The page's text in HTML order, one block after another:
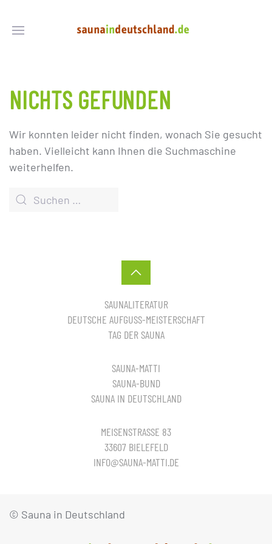
NICHTS GEFUNDEN
Wir konnten leider nicht finden, wonach Sie gesucht
haben. Vielleicht kann Ihnen die Suchmaschine
weiterhelfen.
SAUNALITERATUR
DEUTSCHE AUFGUSS-MEISTERSCHAFT
TAG DER SAUNA
SAUNA-MATTI
SAUNA-BUND
SAUNA IN DEUTSCHLAND
MEISENSTRASSE 83
33607 BIELEFELD
INFO@SAUNA-MATTI.DE
© Sauna in Deutschland